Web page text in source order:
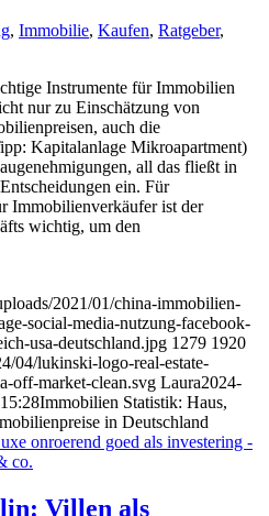
, Immobilie, Kaufen, Ratgeber,
Instrumente für Immobilien
nur zu Einschätzung von
auch die
Kapitalanlage Mikroapartment)
all das fließt in
ein. Für
Immobilienverkäufer ist der
wichtig, um den
2021/01/china-immobilien-
social-media-nutzung-facebook-
usa-deutschland.jpg 1279 1920
04/lukinski-logo-real-estate-
off-market-clean.svg Laura2024-
Immobilien Statistik: Haus,
in Deutschland
Villen als